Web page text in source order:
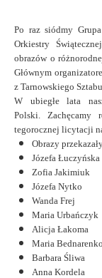
Po raz siódmy
Orkiestry
obrazów o
Głównym
z Tarnowskiego
W ubiegłe lata
Polski. Zachęcamy
tegorocznej licytacji
Obrazy
Józefa Łuczyńska
Zofia Jakimiuk
Józefa Nytko
Wanda Frej
Maria Urbańczyk
Alicja Łakoma
Maria
Barbara Śliwa
Anna Kordela